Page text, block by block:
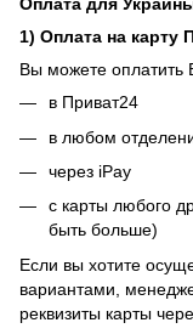
Оплата для
1) Оплата на карту
Вы можете оплатить
в Приват24
в любом
через iPay
с карты любого
быть больше)
Если вы хотите
вариантами,
реквизиты карты